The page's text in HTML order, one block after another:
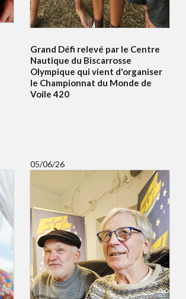
Grand Défi relevé par le Centre
Nautique du Biscarrosse
Olympique qui vient d'organiser
le Championnat du Monde de
Voile 420
05/06/26